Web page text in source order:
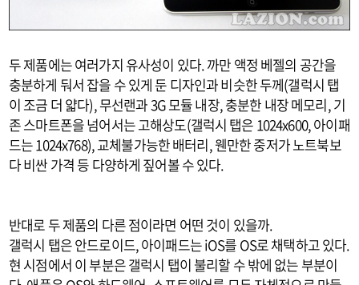
두 제품에는 여러가지 유사성이 있다. 까만 액정 베젤의 공간을
충분하게 둬서 잡을 수 있게 둔 디자인과 비슷한 두께(갤럭시 탭
이 조금 더 얇다), 무선랜과 3G 모듈 내장, 충분한 내장 메모리, 기
존 스마트폰을 넘어서는 고해상도(갤럭시 탭은 1024x600, 아이패
드는 1024x768), 교체불가능한 배터리, 웬만한 중저가 노트북보
다 비싼 가격 등 다양하게 짚어볼 수 있다.
반대로 두 제품의 다른 점이라면 어떤 것이 있을까.
갤럭시 탭은 안드로이드, 아이패드는 iOS를 OS로 채택하고 있다.
현 시점에서 이 부분은 갤럭시 탭이 불리할 수 밖에 없는 부분이